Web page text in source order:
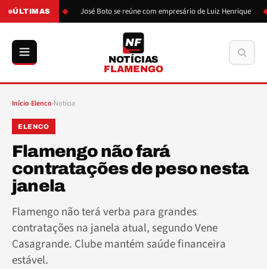
ÚLTIMAS
de Boto José Boto se reúne com empresário de Luiz Henrique
NF
NOTÍCIAS
FLAMENGO
Início›Elenco›Notícia
ELENCO
Flamengo não fará
contratações de peso nesta
janela
Flamengo não terá verba para grandes
contratações na janela atual, segundo Vene
Casagrande. Clube mantém saúde financeira
estável.